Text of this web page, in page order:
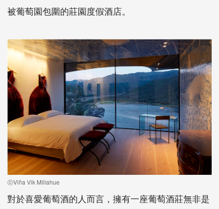
被葡萄園包圍的莊園度假酒店。
ⓒViña Vik Millahue
對於喜愛葡萄酒的人而言，擁有一座葡萄酒莊無非是